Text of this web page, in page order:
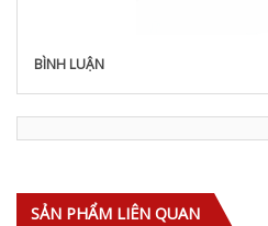
BÌNH LUẬN
SẢN PHẨM LIÊN QUAN